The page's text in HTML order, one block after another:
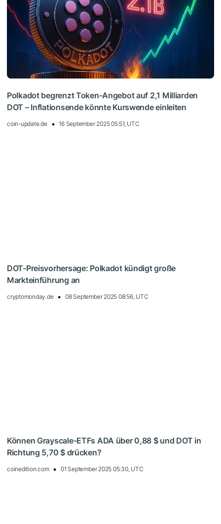
Polkadot begrenzt Token-Angebot auf 2,1 Milliarden
DOT – Inflationsende könnte Kurswende einleiten
coin-update.de 16 September 2025 05:51, UTC
DOT-Preisvorhersage: Polkadot kündigt große
Markteinführung an
cryptomonday.de 08 September 2025 08:56, UTC
Können Grayscale-ETFs ADA über 0,88 $ und DOT in
Richtung 5,70 $ drücken?
coinedition.com 01 September 2025 05:30, UTC